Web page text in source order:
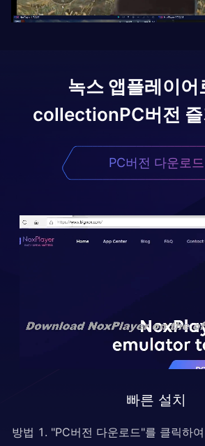
녹스 앱플레이어
collectionPC버전
PC버전 다운로드
빠른 설치
방법 1. "PC버전 다운로드"를 클릭하